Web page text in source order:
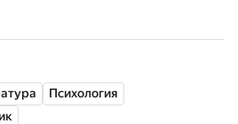
Психология